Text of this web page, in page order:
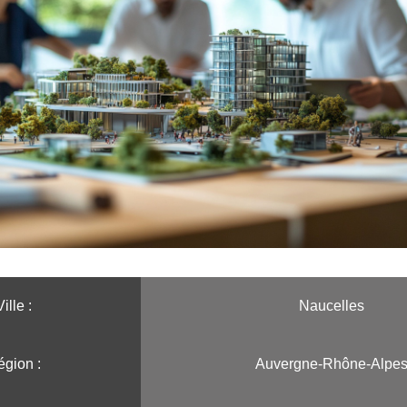
:️ Naucelles
:️ Auvergne-Rhône-Alpes